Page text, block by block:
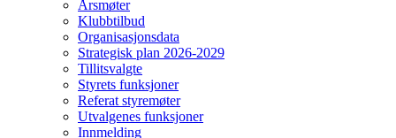
Årsmøter
Klubbtilbud
Organisasjonsdata
Strategisk plan 2026-2029
Tillitsvalgte
Styrets funksjoner
Referat styremøter
Utvalgenes funksjoner
Innmelding